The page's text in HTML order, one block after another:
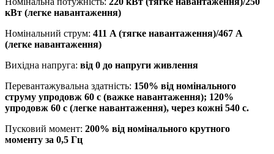
кВт (легке навантаження)
Номінальний струм: 411 A (тягке навантаження)/467 А
(легке навантаження)
Вихідна напруга: від 0 до напруги живлення
Перевантажувальна здатність: 150% від номінального
струму упродовж 60 с (важке навантаження); 120%
упродовж 60 с (легке навантаження), через кожні 540 с.
Пусковий момент: 200% від номінального крутного
моменту за 0,5 Гц